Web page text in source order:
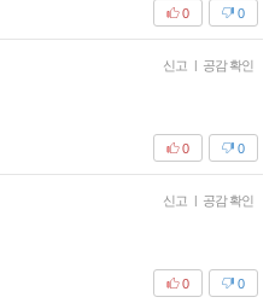
0
0
신고 | 공감 확인
0
0
신고 | 공감 확인
0
0